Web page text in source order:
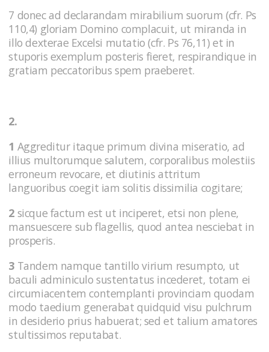
7 donec ad declarandam mirabilium suorum (cfr. Ps
110,4) gloriam Domino complacuit, ut miranda in
illo dexterae Excelsi mutatio (cfr. Ps 76,11) et in
stuporis exemplum posteris fieret, respirandique in
gratiam peccatoribus spem praeberet.
2.
1 Aggreditur itaque primum divina miseratio, ad
illius multorumque salutem, corporalibus molestiis
erroneum revocare, et diutinis attritum
languoribus coegit iam solitis dissimilia cogitare;
2 sicque factum est ut inciperet, etsi non plene,
mansuescere sub flagellis, quod antea nesciebat in
prosperis.
3 Tandem namque tantillo virium resumpto, ut
baculi adminiculo sustentatus incederet, totam ei
circumiacentem contemplanti provinciam quodam
modo taedium generabat quidquid visu pulchrum
in desiderio prius habuerat; sed et talium amatores
stultissimos reputabat.